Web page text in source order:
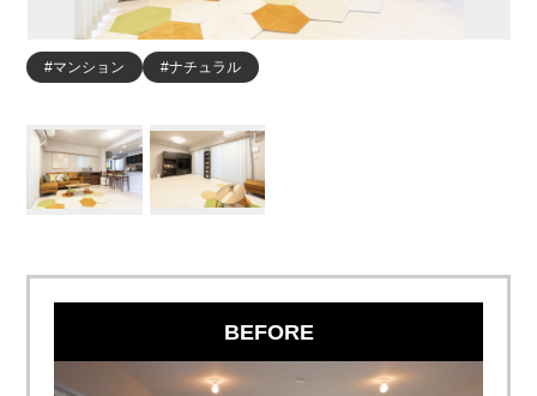
#マンション #ナチュラル
BEFORE